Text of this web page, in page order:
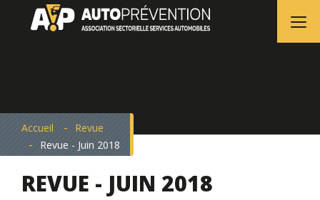
Nous sommes vos experts en prévention
l’industrie des services automobiles
Accueil
Revue
Revue - Juin 2018
REVUE - JUIN 2018